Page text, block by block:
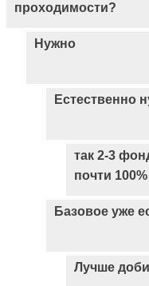
проходимости?
Нужно
Естественно
так 2-3
почти
Базовое уже
Лучше